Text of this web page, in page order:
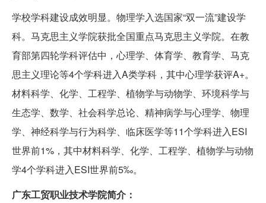
学校学科建设成效明显。物理学入选国家“双一流”建设学
科。马克思主义学院获批全国重点马克思主义学院。在教
育部第四轮学科评估中，心理学、体育学、教育学、马克
思主义理论等4个学科进入A类学科，其中心理学获评A+。
材料科学、化学、工程学、植物学与动物学、环境科学与
生态学、数学、社会科学总论、精神病学与心理学、物理
学、神经科学与行为科学、临床医学等11个学科进入ESI
世界前1%，其中材料科学、化学、工程学、植物学与动物
学4个学科进入ESI世界前5‰。
广东工贸职业技术学院简介：